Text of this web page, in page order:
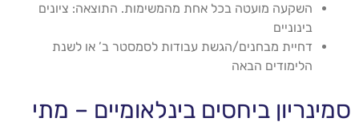
השקעה מועטה בכל אחת מהמשימות. התוצאה: ציונים
בינוניים
דחיית מבחנים/הגשת עבודות לסמסטר ב’ או לשנת
הלימודים הבאה
סמינריון ביחסים בינלאומיים – מתי